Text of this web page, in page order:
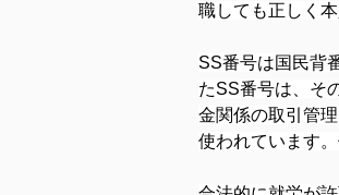
職しても正しく
SS番号は国民背
たSS番号は、そ
金関係の取引管
使われています